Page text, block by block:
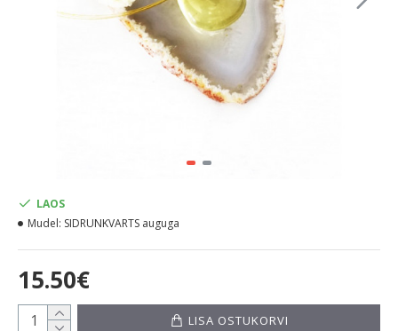
15.50€
LAOS
Mudel: SIDRUNKVARTS auguga
LISA OSTUKORVI